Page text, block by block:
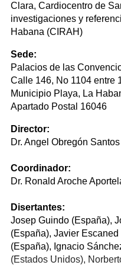
Clara, Cardiocentro de
investigaciones y
Habana (CIRAH)
Sede:
Palacios de las
Calle 146, No 1104 entre
Municipio Playa, La
Apartado Postal 16046
Director:
Dr. Angel Obregón Santos
Coordinador:
Dr. Ronald Aroche
Disertantes:
Josep Guindo (España),
(España), Javier
(España), Ignacio
(Estados Unidos),